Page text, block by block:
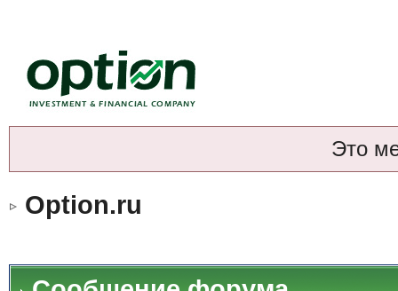
Это
Option.ru